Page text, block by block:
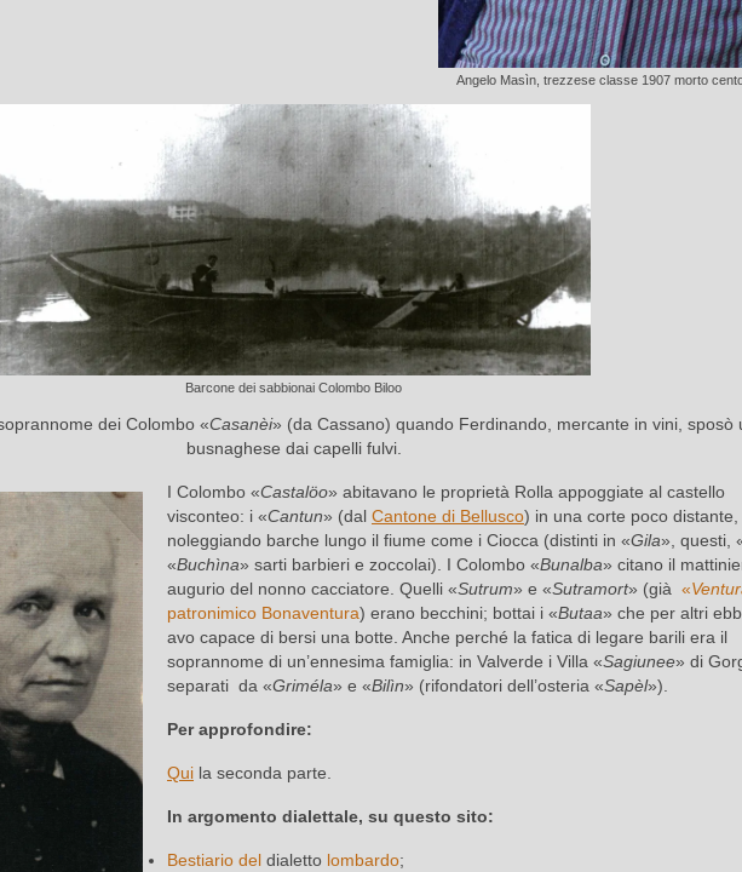
Angelo Masìn, trezzese classe 1907 morto
Barcone dei sabbionai Colombo Biloo
dei Colombo «Casanèi» (da Cassano) quando Ferdinando, mercante in vini, sposò
busnaghese dai capelli fulvi.
I Colombo «Castalöo» abitavano le proprietà Rolla appoggiate al castello
visconteo: i «Cantun» (dal Cantone di Bellusco) in una corte poco distante,
noleggiando barche lungo il fiume come i Ciocca (distinti in «Gila», questi,
«Buchìna» sarti barbieri e zoccolai). I Colombo «Bunalba» citano il
augurio del nonno cacciatore. Quelli «Sutrum» e «Sutramort» (già «
patronimico Bonaventura) erano becchini; bottai i «Butaa» che per altri
avo capace di bersi una botte. Anche perché la fatica di legare barili era il
soprannome di un’ennesima famiglia: in Valverde i Villa «Sagiunee» di
separati da «Griméla» e «Bilìn» (rifondatori dell’osteria «Sapèl»).
Per approfondire:
Qui la seconda parte.
In argomento dialettale, su questo sito:
Bestiario del dialetto lombardo;